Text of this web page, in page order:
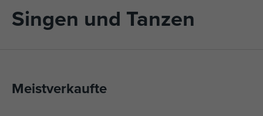
Singen und Tanzen
Meistverkaufte